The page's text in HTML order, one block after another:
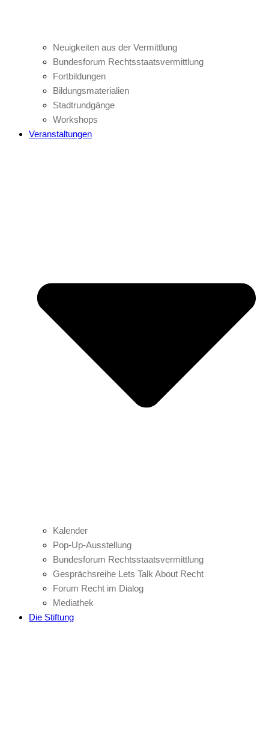
Neuigkeiten aus der Vermittlung
Bundesforum Rechtsstaatsvermittlung
Fortbildungen
Bildungsmaterialien
Stadtrundgänge
Workshops
Veranstaltungen
Kalender
Pop-Up-Ausstellung
Bundesforum Rechtsstaatsvermittlung
Gesprächsreihe Lets Talk About Recht
Forum Recht im Dialog
Mediathek
Die Stiftung